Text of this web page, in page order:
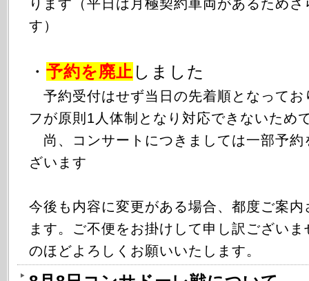
ります（平日は月極契約車両があるため
す）
・ 予約を廃止 しました
予約受付はせず当日の先着順となってお
フが原則1人体制となり対応できないため
尚、コンサートにつきましては一部予約
ざいます
今後も内容に変更がある場合、都度ご案
ます。ご不便をお掛けして申し訳ござい
のほどよろしくお願いいたします。